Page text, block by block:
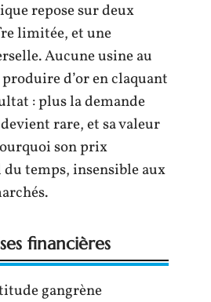
repose sur deux
limitée, et une
Aucune usine au
d’or en claquant
: plus la demande
rare, et sa valeur
son prix
temps, insensible aux
financières
gangrène